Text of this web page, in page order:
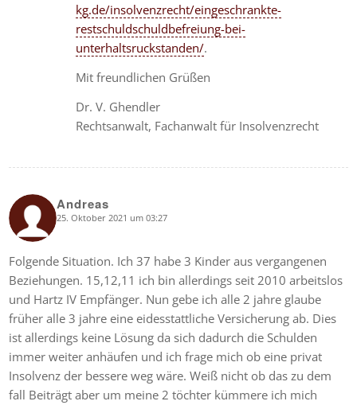
kg.de/insolvenzrecht/eingeschrankte-
restschuldschuldbefreiung-bei-
unterhaltsruckstanden/.
Mit freundlichen Grüßen
Dr. V. Ghendler
Rechtsanwalt, Fachanwalt für Insolvenzrecht
Andreas
says: 25. Oktober 2021 um 03:27
Folgende Situation. Ich 37 habe 3 Kinder aus vergangenen
Beziehungen. 15,12,11 ich bin allerdings seit 2010 arbeitslos
und Hartz IV Empfänger. Nun gebe ich alle 2 jahre glaube
früher alle 3 jahre eine eidesstattliche Versicherung ab. Dies
ist allerdings keine Lösung da sich dadurch die Schulden
immer weiter anhäufen und ich frage mich ob eine privat
Insolvenz der bessere weg wäre. Weiß nicht ob das zu dem
fall Beiträgt aber um meine 2 töchter kümmere ich mich